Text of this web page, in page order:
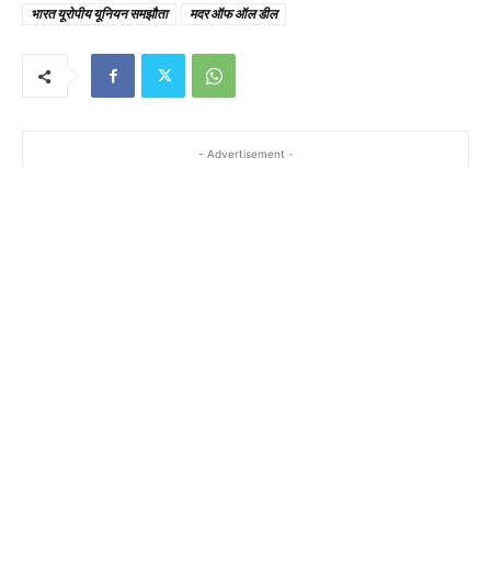
भारत यूरोपीय यूनियन समझौता मदर ऑफ ऑल डील
- Advertisement -